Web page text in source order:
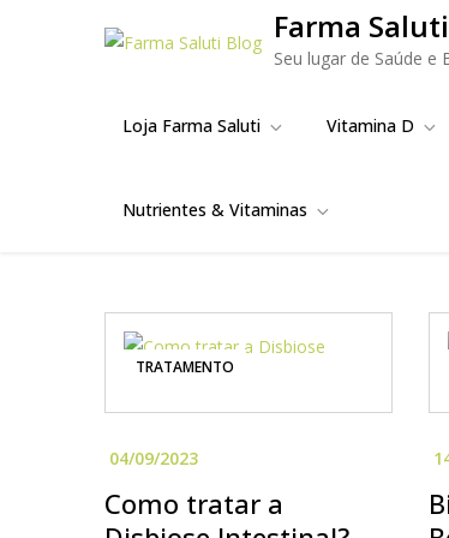
Farma
Seu lugar de Saúde e
Loja Farma Saluti Vitamina D
Nutrientes & Vitaminas
TRATAMENTO
Como tratar a